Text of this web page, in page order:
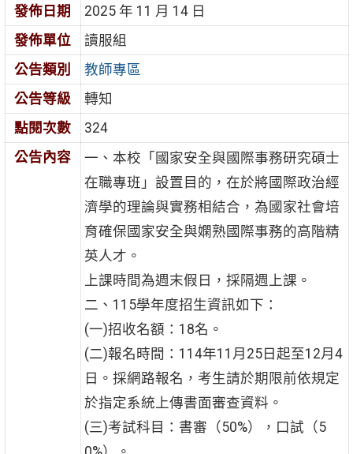
發佈日期
2025 年 11 月 14 日
發佈單位
讀服組
公告類別
教師專區
公告等級
轉知
點閱次數
324
公告內容
一、本校「國家安全與國際事務研究碩士
在職專班」設置目的，在於將國際政治經
濟學的理論與實務相結合，為國家社會培
育確保國家安全與嫻熟國際事務的高階精
英人才。
上課時間為週末假日，採隔週上課。
二、115學年度招生資訊如下：
(一)招收名額：18名。
(二)報名時間：114年11月25日起至12月4
日。採網路報名，考生請於期限前依規定
於指定系統上傳書面審查資料。
(三)考試科目：書審（50%），口試（5